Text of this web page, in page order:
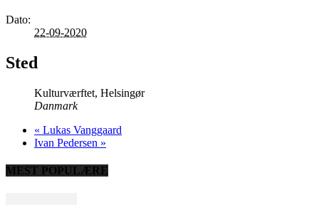
Dato:
22-09-2020
Sted
Kulturværftet, Helsingør
Danmark
« Lukas Vanggaard
Ivan Pedersen »
MEST POPULÆRE